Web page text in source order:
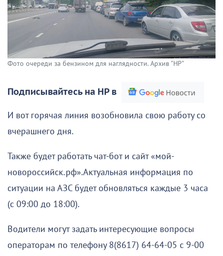
Фото очереди за бензином для наглядности. Архив "НР"
Подписывайтесь на НР в
И вот горячая линия возобновила свою работу со
вчерашнего дня.
Также будет работать чат-бот и сайт «мой-
новороссийск.рф».Актуальная информация по
ситуации на АЗС будет обновляться каждые 3 часа
(с 09:00 до 18:00).
Водители могут задать интересующие вопросы
операторам по телефону 8(8617) 64-64-05 с 9-00